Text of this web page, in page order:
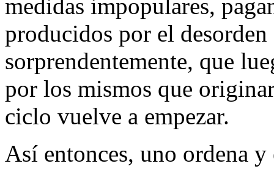
medidas impopulares,
producidos por el
sorprendentemente, que
por los mismos que
ciclo vuelve a empezar.
Así entonces, uno ordena